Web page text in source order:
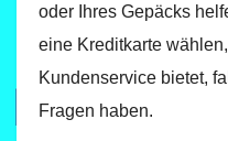
oder Ihres Gepäcks
eine Kreditkarte
Kundenservice bietet,
Fragen haben.